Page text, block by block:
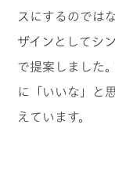
スにするのでは
ザインとしてシ
で提案しました
に「いいな」と
えています。